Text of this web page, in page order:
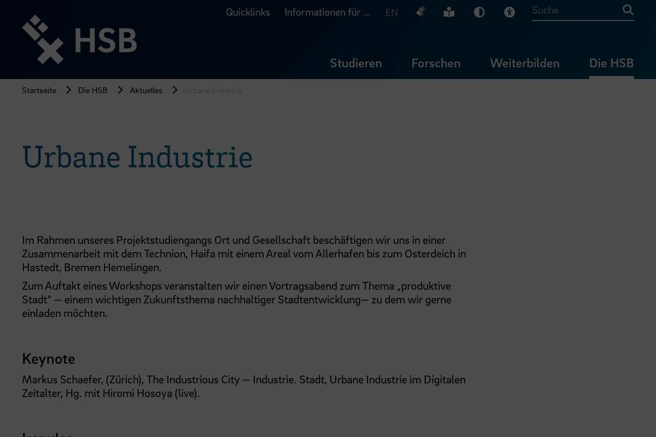
Seiteninhalt
springen
Quicklinks Informationen für ... EN Deutsche Gebärdensprache
Leichte Sprache
Dunkel-Modus
Visuelle Hilfe
Suche
Studieren Forschen Weiterbilden Die HSB
Startseite Die HSB Aktuelles
Urbane Industrie
Im Rahmen unseres Projektstudiengangs Ort und Gesellschaft beschäftigen wir uns in einer
Zusammenarbeit mit dem Technion, Haifa mit einem Areal vom Allerhafen bis zum Osterdeich in
Hastedt, Bremen Hemelingen.
Zum Auftakt eines Workshops veranstalten wir einen Vortragsabend zum Thema „produktive
Stadt“ — einem wichtigen Zukunftsthema nachhaltiger Stadtentwicklung— zu dem wir gerne
einladen möchten.
Keynote
Markus Schaefer, (Zürich), The Industrious City — Industrie. Stadt, Urbane Industrie im Digitalen
Zeitalter, Hg. mit Hiromi Hosoya (live).